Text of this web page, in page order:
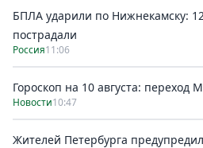
БПЛА ударили по Нижнекамску:
пострадали
Россия11:06
Гороскоп на 10 августа: переход
Новости10:47
Жителей Петербурга